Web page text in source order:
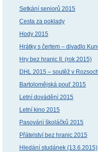
Setkání seniorů 2015
Cesta za poklady
Hody 2015
Hrátky s čertem – divadlo
Hry bez hranic II. (rok 2015)
DHL 2015 – soutěž v
Bartolomějská pouť 2015
Letní dovádění 2015
Letní kino 2015
Pasování školáčků 2015
Přátelství bez hranic 2015
Hledání studánek (13.6.2015)